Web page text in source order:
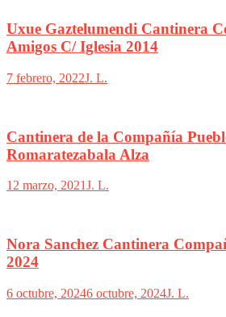
Uxue Gaztelumendi Cantinera
Amigos C/ Iglesia 2014
7 febrero, 2022J. L.
Cantinera de la Compañía
Romaratezabala Alza
12 marzo, 2021J. L.
Nora Sanchez Cantinera
2024
6 octubre, 20246 octubre, 2024J. L.